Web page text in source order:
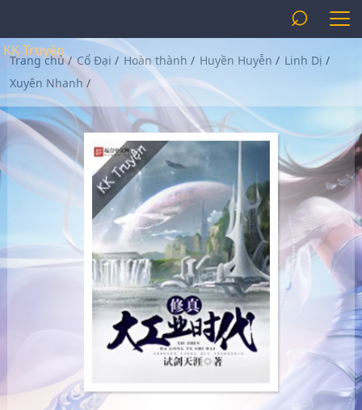
KK Truyện
⌕
Trang chủ/ Cổ Đại / Hoàn thành / Huyền Huyễn / Linh Dị /
Xuyên Nhanh /